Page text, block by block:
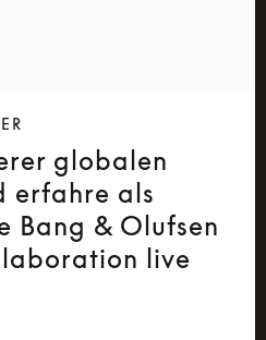
globalen
erfahre als
Bang & Olufsen
live